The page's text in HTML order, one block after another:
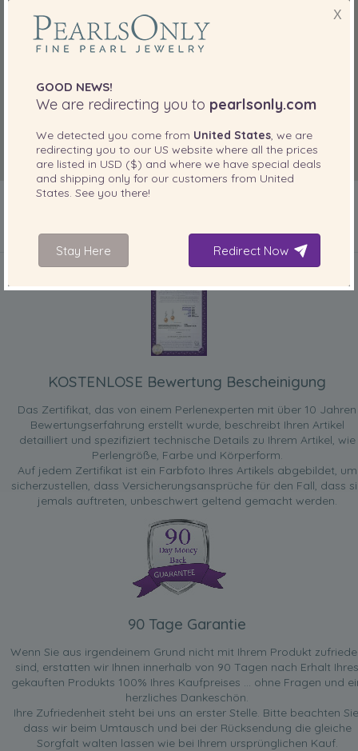
IN IHREM PRODUKT ENTHALTEN
KOSTENLOSE Bewertung Bescheinigung
Das Zertifikat, das von einem Perlenexperten mit über 10 Jahren
Bewertungserfahrung erstellt wurde, beschreibt Ihren Artikel
detailliert und spezifiziert technische Details zu Ihrem Artikel, wie
Perlengröße, Farbe und Körperform.
Auf jedem Zertifikat ist ein Farbfoto Ihres Artikels abgebildet, um
sicherzustellen, dass Versicherungsansprüche für den Fall, dass
jemals auftreten, unbeschwert geltend gemacht werden.
90 Tage Garantie
Wenn Sie aus irgendeinem Grund nicht mit Ihrem Produkt
sind, erstatten wir Ihnen innerhalb von 90 Tagen nach Erhalt Ihres
gekauften Produkts 100% Ihres Kaufpreises ... ohne Fragen und
herzliches Dankeschön.
Ihre Zufriedenheit steht bei uns an erster Stelle. Bitte beachten
dass wir beim Umtausch und bei der Rücksendung die gleiche
Sorgfalt walten lassen wie bei Ihrem ursprünglichen Kauf.
X
GOOD NEWS!
We are redirecting you to pearlsonly.com
We detected you come from United States, we are
redirecting you to our US website where all the prices
are listed in USD ($) and where we have special deals
and shipping only for our customers from United
States. See you there!
Stay Here Redirect Now